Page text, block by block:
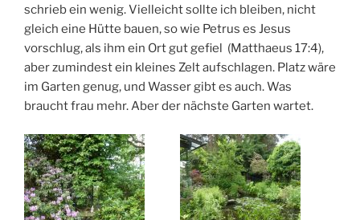
schrieb ein wenig. Vielleicht sollte ich bleiben, nicht
gleich eine Hütte bauen, so wie Petrus es Jesus
vorschlug, als ihm ein Ort gut gefiel (Matthaeus 17:4),
aber zumindest ein kleines Zelt aufschlagen. Platz wäre
im Garten genug, und Wasser gibt es auch. Was
braucht frau mehr. Aber der nächste Garten wartet.